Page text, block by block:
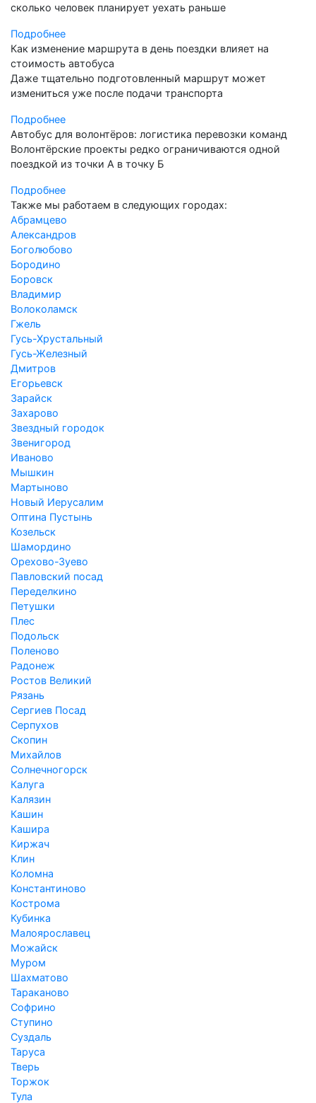
сколько человек планирует уехать раньше
Подробнее
Как изменение маршрута в день поездки влияет на
стоимость автобуса
Даже тщательно подготовленный маршрут может
измениться уже после подачи транспорта
Подробнее
Автобус для волонтёров: логистика перевозки команд
Волонтёрские проекты редко ограничиваются одной
поездкой из точки А в точку Б
Подробнее
Также мы работаем в следующих городах:
Абрамцево
Александров
Боголюбово
Бородино
Боровск
Владимир
Волоколамск
Гжель
Гусь-Хрустальный
Гусь-Железный
Дмитров
Егорьевск
Зарайск
Захарово
Звездный городок
Звенигород
Иваново
Мышкин
Мартыново
Новый Иерусалим
Оптина Пустынь
Козельск
Шамордино
Орехово-Зуево
Павловский посад
Переделкино
Петушки
Плес
Подольск
Поленово
Радонеж
Ростов Великий
Рязань
Сергиев Посад
Серпухов
Скопин
Михайлов
Солнечногорск
Калуга
Калязин
Кашин
Кашира
Киржач
Клин
Коломна
Константиново
Кострома
Кубинка
Малоярославец
Можайск
Муром
Шахматово
Тараканово
Софрино
Ступино
Суздаль
Таруса
Тверь
Торжок
Тула